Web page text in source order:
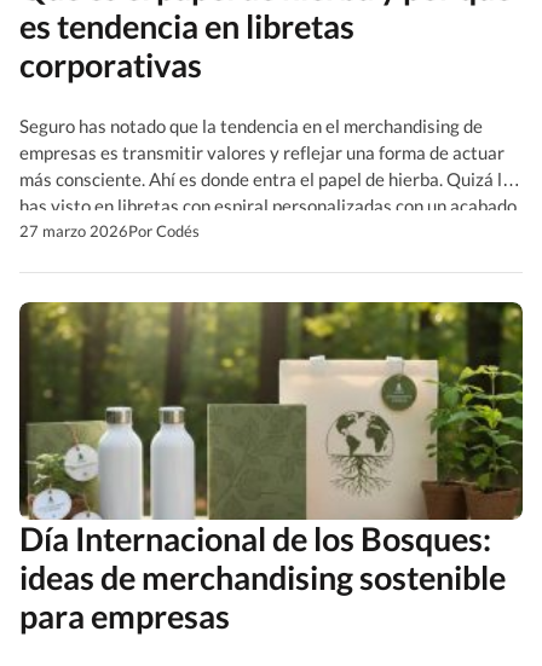
es tendencia en libretas
corporativas
Seguro has notado que la tendencia en el merchandising de
empresas es transmitir valores y reflejar una forma de actuar
más consciente. Ahí es donde entra el papel de hierba. Quizá lo
has visto en libretas con espiral personalizadas con un acabado
natural y tonos verdosos, que además cuentan una historia
27 marzo 2026Por Codés
Día Internacional de los Bosques:
ideas de merchandising sostenible
para empresas